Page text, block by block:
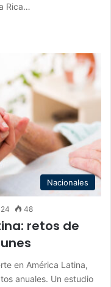
Rica…
Nacionales
48
retos de
en América Latina,
anuales. Un estudio